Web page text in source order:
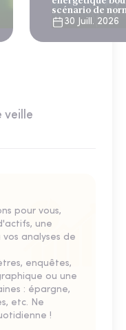
scénario de
30 Juill. 2026
veille
pour vous,
une
analyses de
enquêtes,
ou une
: épargne,
etc. Ne
!